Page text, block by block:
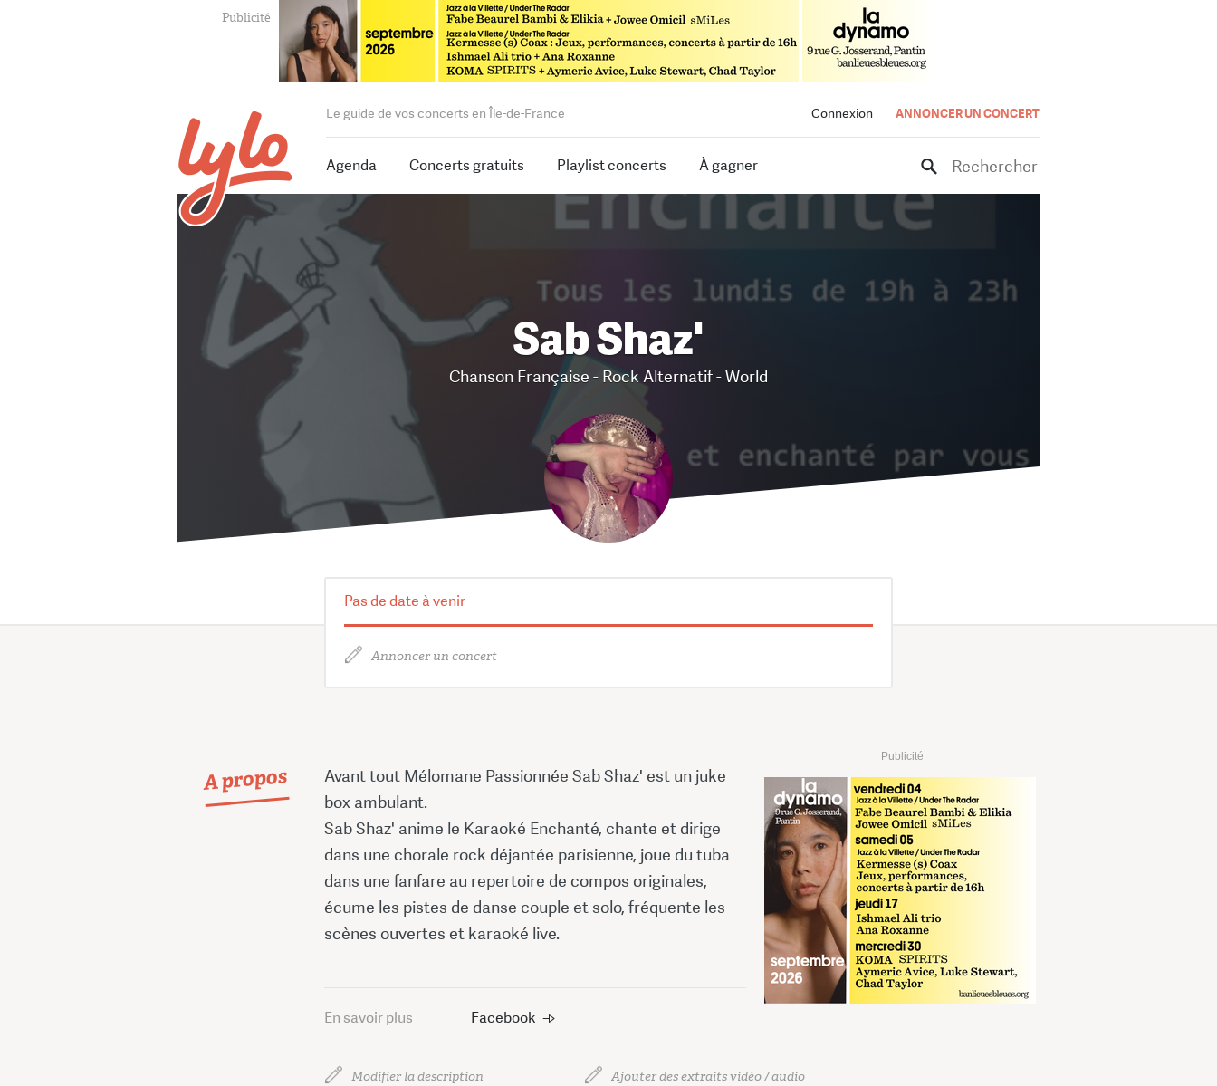
Connexion ANNONCER UN CONCERT
Le guide de vos concerts en Île-de-France
Agenda Concerts gratuits Playlist concerts À gagner Rechercher
Sab Shaz'
Chanson Française - Rock Alternatif - World
Pas de date à venir
Annoncer un concert
A propos
Publicité
Avant tout Mélomane Passionnée Sab Shaz' est un juke
box ambulant.
Sab Shaz' anime le Karaoké Enchanté, chante et dirige
dans une chorale rock déjantée parisienne, joue du tuba
dans une fanfare au repertoire de compos originales,
écume les pistes de danse couple et solo, fréquente les
scènes ouvertes et karaoké live.
En savoir plus Facebook
Modifier la description Ajouter des extraits vidéo / audio